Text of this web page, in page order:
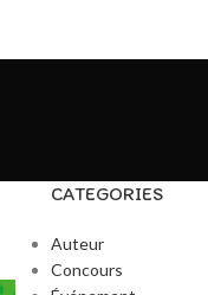
CATEGORIES
Auteur
Concours